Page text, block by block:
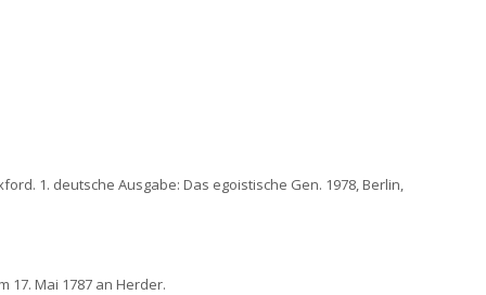
1. deutsche Ausgabe: Das egoistische Gen. 1978, Berlin,
17. Mai 1787 an Herder.